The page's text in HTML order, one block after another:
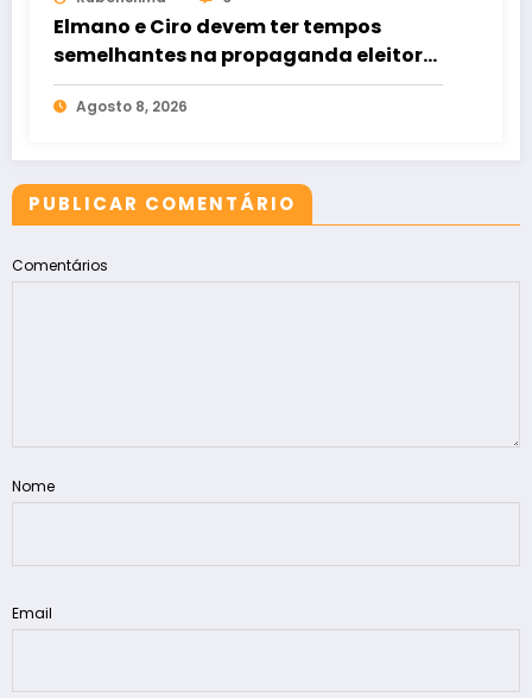
Elmano e Ciro devem ter tempos
semelhantes na propaganda eleitoral
de rádio e TV
Agosto 8, 2026
PUBLICAR COMENTÁRIO
Comentários
Nome
Email